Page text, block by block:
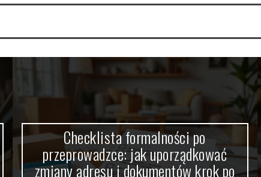
by uniknąć chaosu i dobrze się zorganizować
stres i ułatwić adaptację w nowym domu
Checklista formalności po
przeprowadzce: jak uporządkować
zmiany adresu i dokumentów krok po